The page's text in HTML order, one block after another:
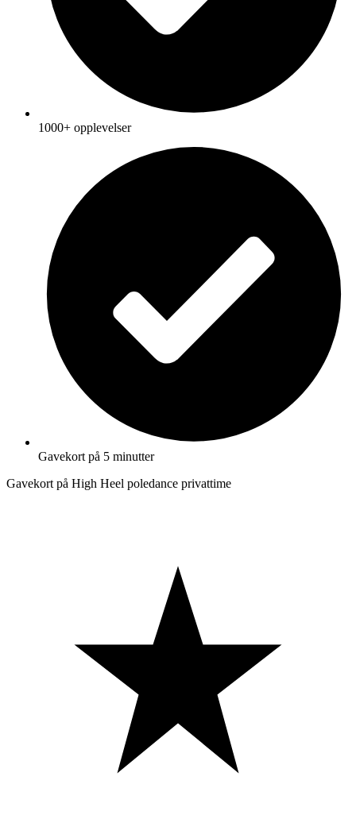
1000+ opplevelser
Gavekort på 5 minutter
Gavekort på High Heel poledance privattime